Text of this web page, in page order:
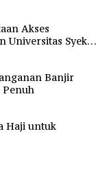
Akses
Universitas Syekh
Banjir
Penuh
Haji untuk